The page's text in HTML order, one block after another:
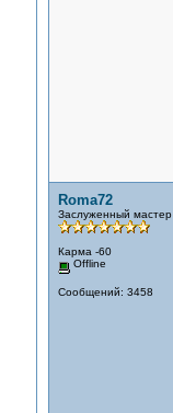
Roma72
Заслуженный мастер
Карма -60
Offline
Сообщений: 3458